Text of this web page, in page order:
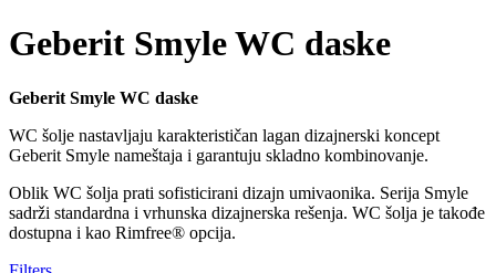
Geberit Smyle WC daske
Geberit Smyle WC daske
WC šolje nastavljaju karakterističan lagan dizajnerski koncept
Geberit Smyle nameštaja i garantuju skladno kombinovanje.
Oblik WC šolja prati sofisticirani dizajn umivaonika. Serija Smyle
sadrži standardna i vrhunska dizajnerska rešenja. WC šolja je takođe
dostupna i kao Rimfree® opcija.